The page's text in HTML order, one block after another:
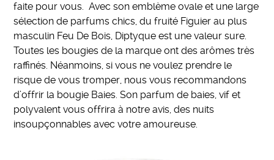
faite pour vous. Avec son emblème ovale et une large
sélection de parfums chics, du fruité Figuier au plus
masculin Feu De Bois, Diptyque est une valeur sure.
Toutes les bougies de la marque ont des arômes très
raffinés. Néanmoins, si vous ne voulez prendre le
risque de vous tromper, nous vous recommandons
d’offrir la bougie Baies. Son parfum de baies, vif et
polyvalent vous offrira à notre avis, des nuits
insoupçonnables avec votre amoureuse.